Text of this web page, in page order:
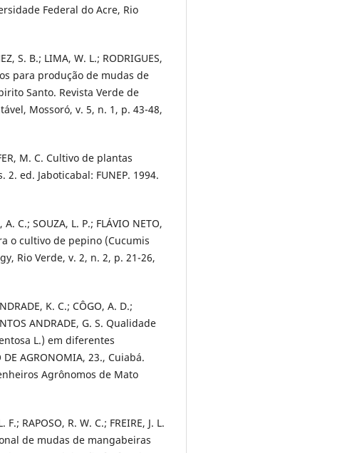
Federal do Acre, Rio
S. B.; LIMA, W. L.; RODRIGUES,
para produção de mudas de
Santo. Revista Verde de
Mossoró, v. 5, n. 1, p. 43-48,
M. C. Cultivo de plantas
ed. Jaboticabal: FUNEP. 1994.
C.; SOUZA, L. P.; FLÁVIO NETO,
o cultivo de pepino (Cucumis
Rio Verde, v. 2, n. 2, p. 21-26,
K. C.; CÔGO, A. D.;
ANDRADE, G. S. Qualidade
L.) em diferentes
AGRONOMIA, 23., Cuiabá.
Agrônomos de Mato
F.; RAPOSO, R. W. C.; FREIRE, J. L.
de mudas de mangabeiras